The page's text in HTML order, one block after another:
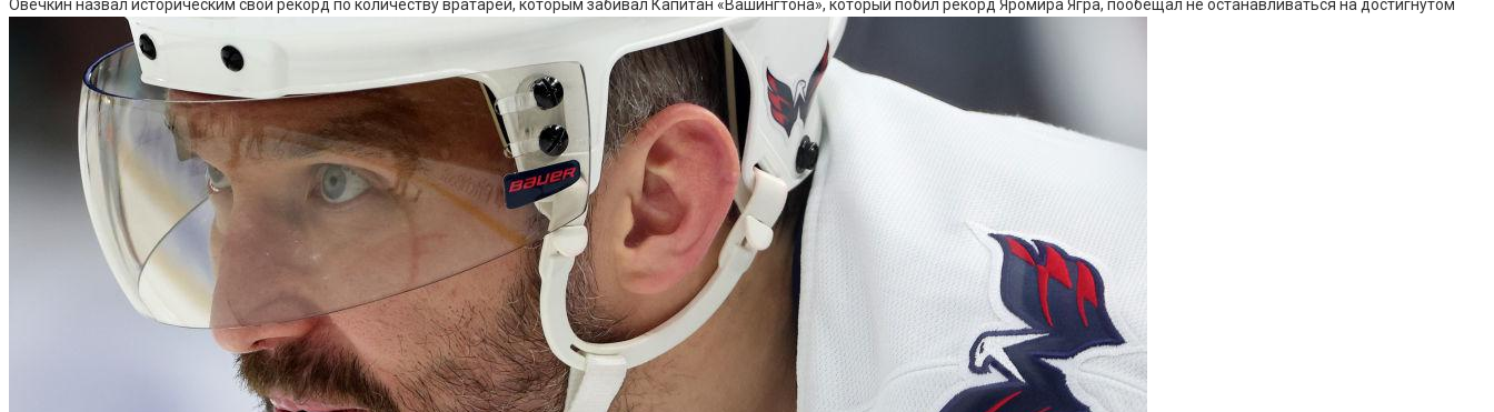
Овечкин назвал историческим свой рекорд по количеству вратарей, которым забивал Капитан «Вашингтона», который побил рекорд Яромира Ягра, пообещал не останавливаться на достигнутом